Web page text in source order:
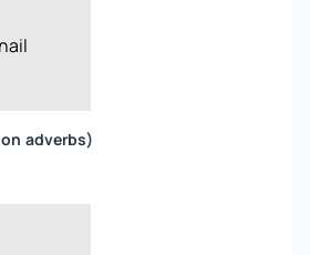
adverbs)